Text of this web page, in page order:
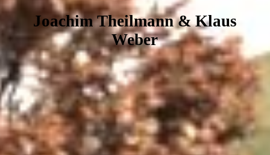
Joachim Theilmann & Klaus
Weber